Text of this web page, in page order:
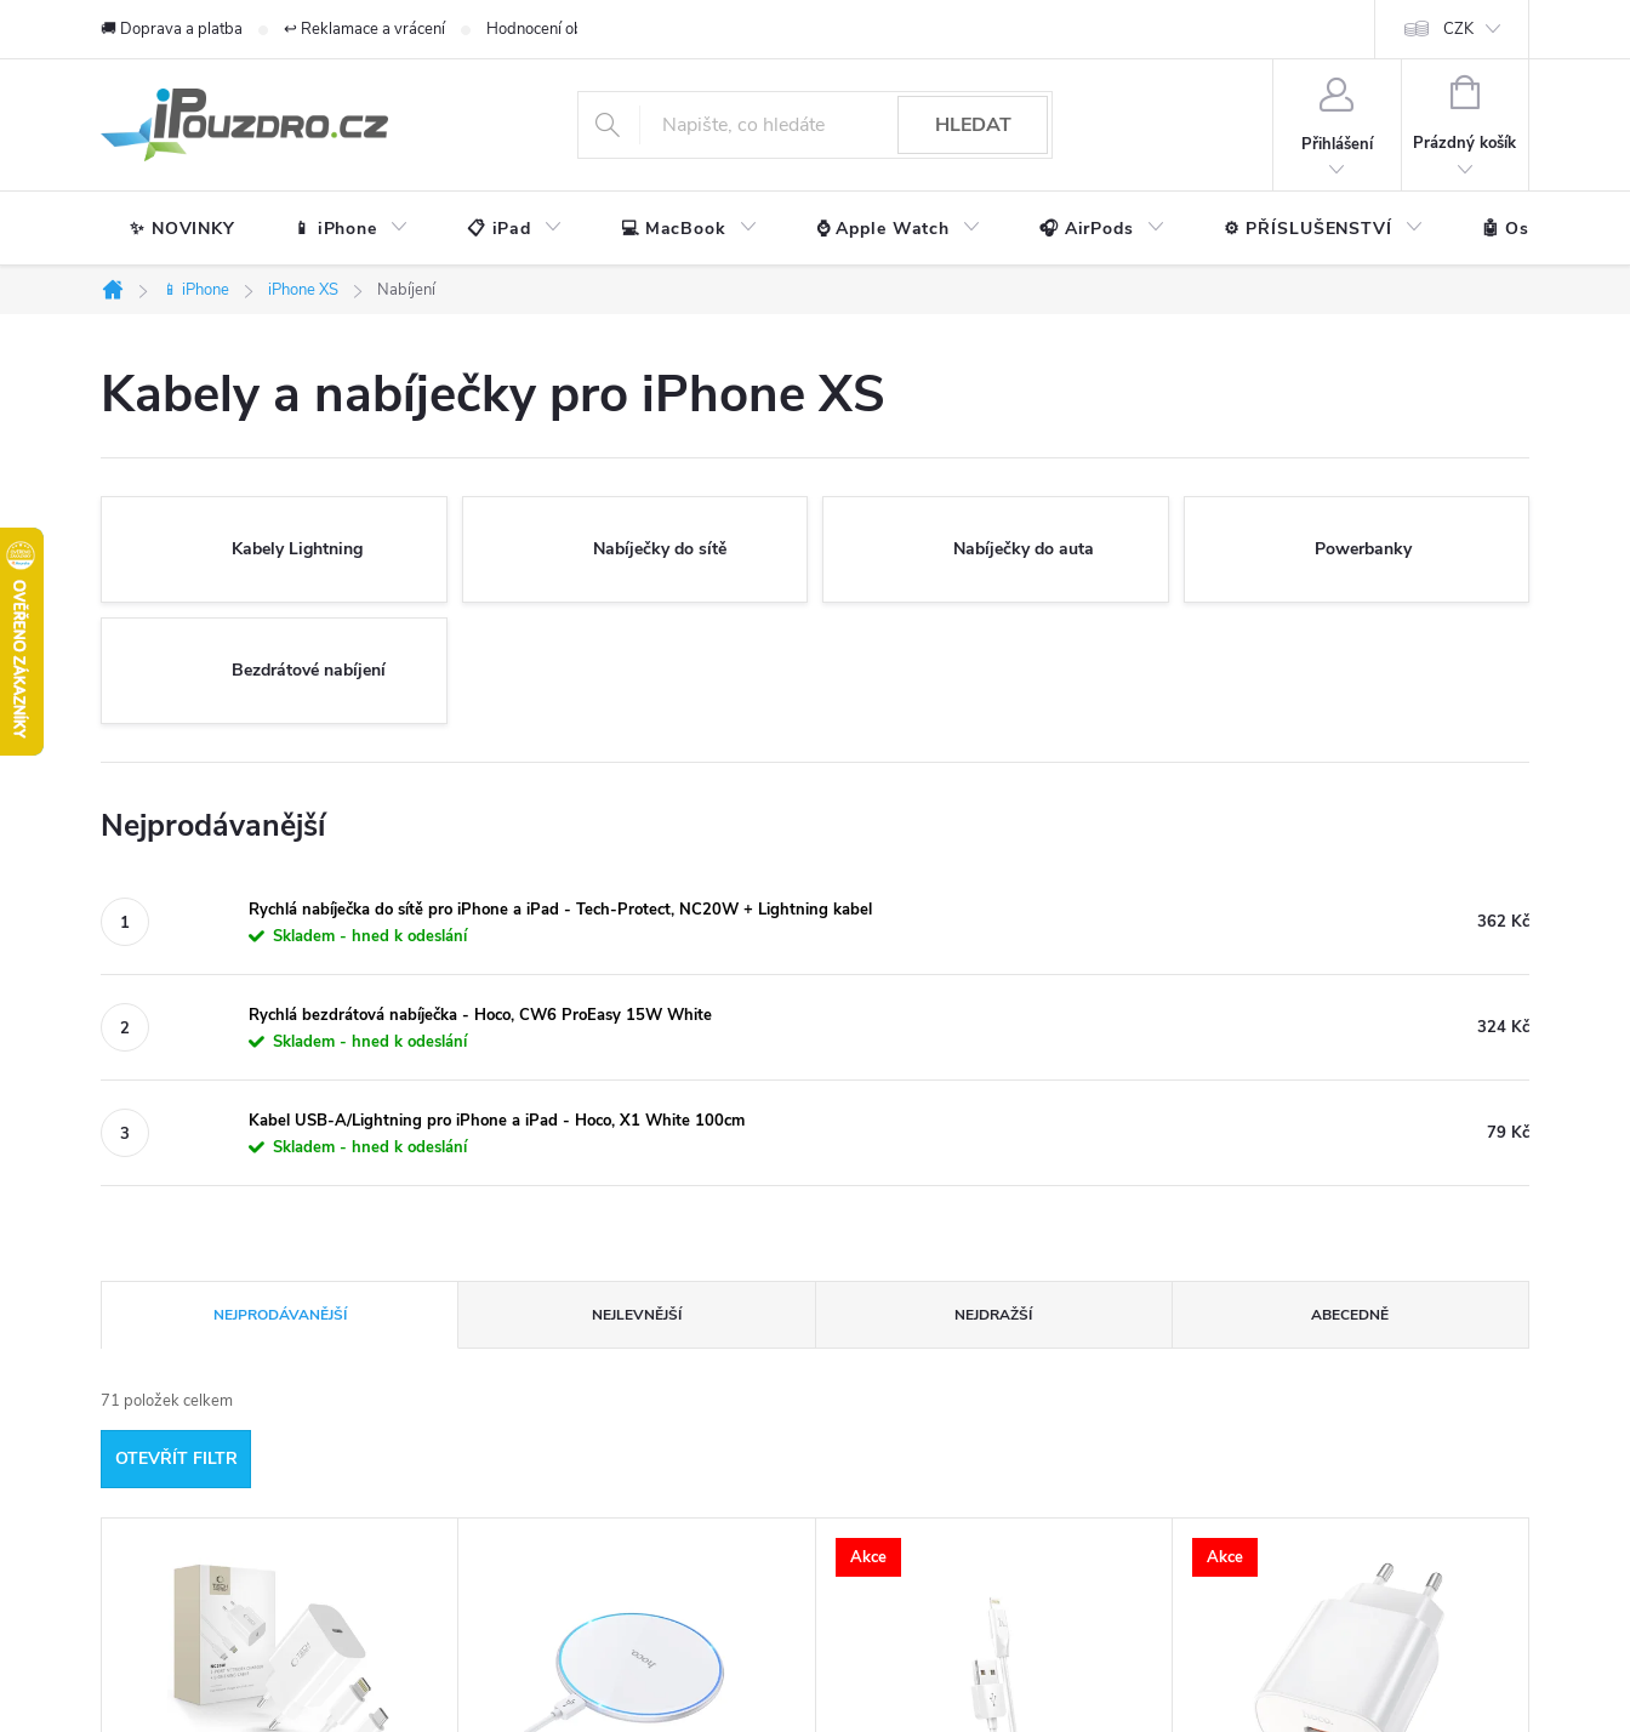
🚚 Doprava a platba ↩️ Reklamace a vrácení Hodnocení obchodu CZK
HLEDAT
Přihlášení
NÁKUPNÍ
Prázdný košík
✨ NOVINKY 📱 iPhone 📋 iPad 💻 MacBook ⌚ Apple Watch 🎧 AirPods ⚙️ PŘÍSLUŠENSTVÍ 🤖 Ostatní
Domů
📱 iPhone iPhone XS Nabíjení
Kabely a nabíječky pro iPhone XS
Kabely Lightning Nabíječky do sítě Nabíječky do auta Powerbanky
Bezdrátové nabíjení
Nejprodávanější
Rychlá nabíječka do sítě pro iPhone a iPad - Tech-Protect, NC20W + Lightning kabel
Skladem - hned k odeslání
362 Kč
Rychlá bezdrátová nabíječka - Hoco, CW6 ProEasy 15W White
Skladem - hned k odeslání
324 Kč
Kabel USB-A/Lightning pro iPhone a iPad - Hoco, X1 White 100cm
Skladem - hned k odeslání
79 Kč
a
z
e
NEJPRODÁVANĚJŠÍ NEJLEVNĚJŠÍ NEJDRAŽŠÍ ABECEDNĚ
71 položek celkem
OTEVŘÍT FILTR
Akce Akce